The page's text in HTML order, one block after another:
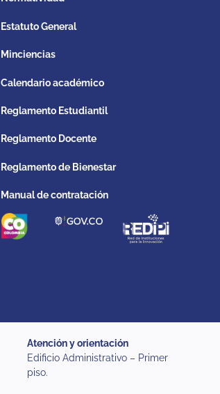
Estatuto General
Minciencias
Calendario académico
Reglamento Estudiantil
Reglamento Docente
Reglamento de Bienestar
Manual de contratación
Atención y orientación
Edificio Administrativo – Primer
piso.